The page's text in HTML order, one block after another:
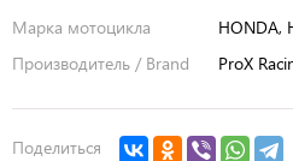
Марка мотоцикла
HONDA,
Производитель / Brand
ProX
Поделиться